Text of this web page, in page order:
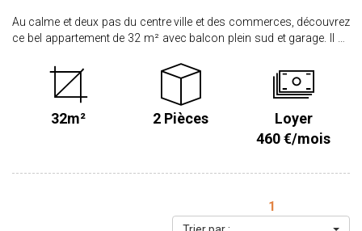
Au calme et deux pas du centre ville et des commerces, découvrez
ce bel appartement de 32 m² avec balcon plein sud et garage. Il se
cuisine aménagée, d'une chambre et d'une salle de bain avec WC.
Libre de suite Honoraires locataire 366 € dont 96 € pour l'état des
lieux. Classe énergie C, Dépôt de garantie : 450 €
32m² 2 Pièces
Loyer
460 €/mois
1